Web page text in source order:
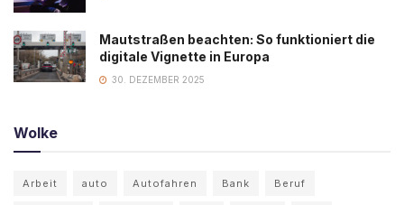
Mautstraßen beachten: So funktioniert die
digitale Vignette in Europa
30. DEZEMBER 2025
Wolke
Arbeit auto Autofahren Bank Beruf